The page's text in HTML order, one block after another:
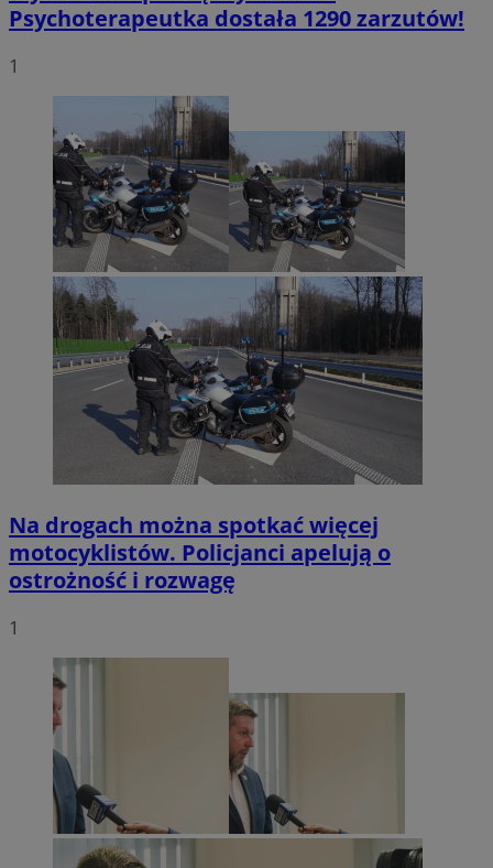
Psychoterapeutka dostała 1290 zarzutów!
1
Na drogach można spotkać więcej
motocyklistów. Policjanci apelują o
ostrożność i rozwagę
1